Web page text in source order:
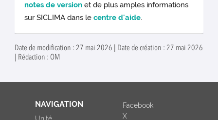
notes de version et de plus amples informations
sur SICLIMA dans lecentre d'aide.
Date de modification : 27 mai 2026 | Date de création : 27 mai 2026
| Rédaction : OM
NAVIGATION
Facebook
X